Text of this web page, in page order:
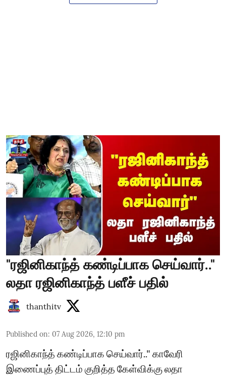
"ரஜினிகாந்த் கண்டிப்பாக செய்வார்.."
லதா ரஜினிகாந்த் பளீச் பதில்
thanthitv
Published on: 07 Aug 2026, 12:10 pm
ரஜினிகாந்த் கண்டிப்பாக செய்வார்.." காவேரி
இணைப்புத் திட்டம் குறித்த கேள்விக்கு லதா